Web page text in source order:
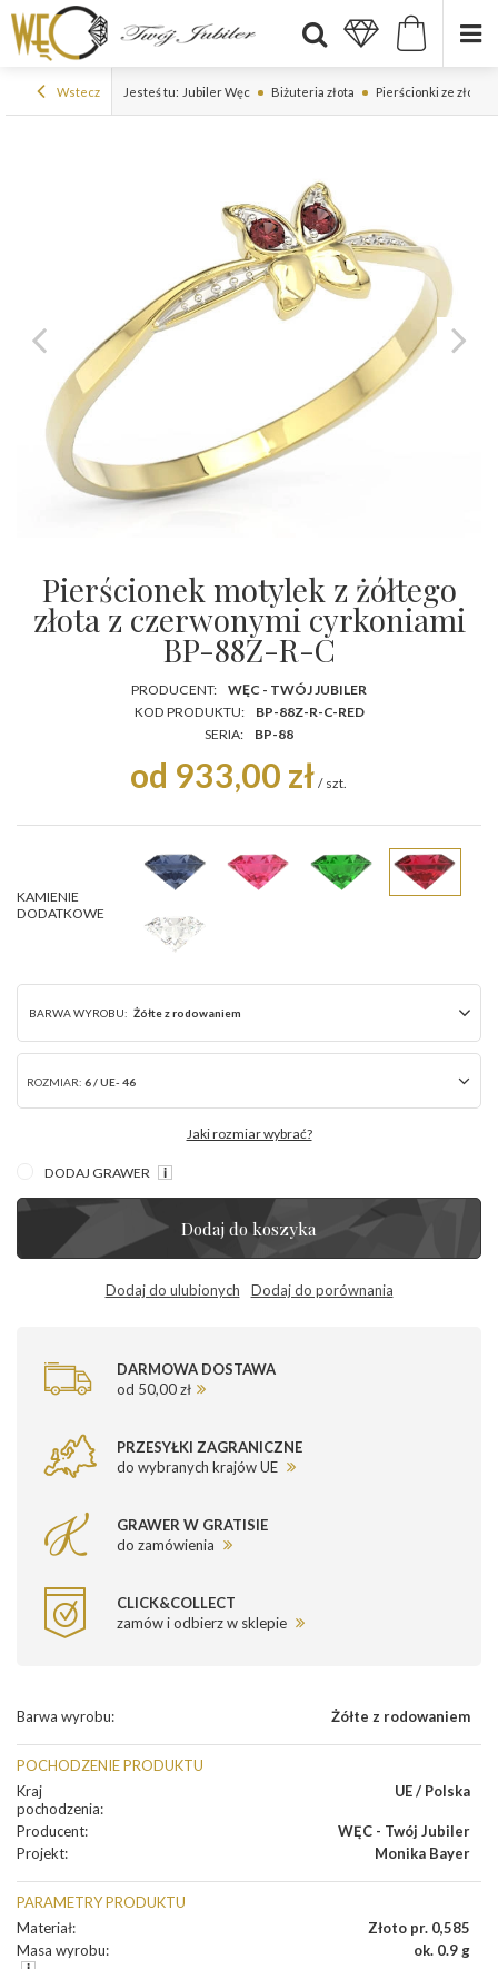
Wstecz Jesteś tu: Jubiler Węc Biżuteria złota Pierścionki ze złota
Pierścionek motylek z żółtego
złota z czerwonymi cyrkoniami
BP-88Z-R-C
PRODUCENT:
WĘC - TWÓJ JUBILER
KOD PRODUKTU:
BP-88Z-R-C-RED
SERIA:
BP-88
od 933,00 zł / szt.
KAMIENIE
DODATKOWE
BARWA WYROBU: Żółte z rodowaniem
ROZMIAR: 6 / UE- 46
Jaki rozmiar wybrać?
DODAJ GRAWER
Dodaj do koszyka
Dodaj do ulubionych Dodaj do porównania
DARMOWA DOSTAWA
od 50,00 zł
PRZESYŁKI ZAGRANICZNE
do wybranych krajów UE
GRAWER W GRATISIE
do zamówienia
CLICK&COLLECT
zamów i odbierz w sklepie
Barwa wyrobu: Żółte z rodowaniem
POCHODZENIE PRODUKTU
Kraj
pochodzenia:
UE / Polska
Producent:
WĘC - Twój Jubiler
Projekt: Monika Bayer
PARAMETRY PRODUKTU
Materiał:
Złoto pr. 0,585
Masa wyrobu: ok. 0.9 g